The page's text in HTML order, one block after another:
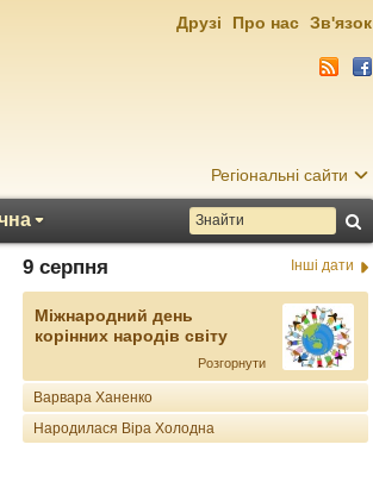
Регіональні сайти
Друзі Про нас Зв'язок
9 серпня Інші дати
Міжнародний день
корінних народів світу
Розгорнути
Варвара Ханенко
Народилася Віра Холодна